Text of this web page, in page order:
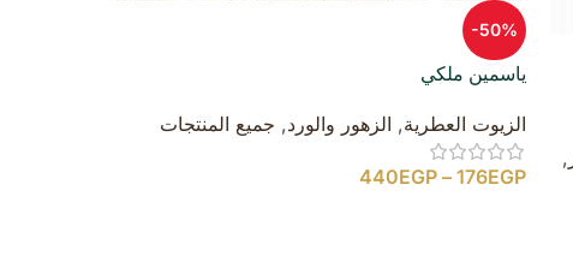
,
-50%
ياسمين ملكي
الزيوت العطرية, الزهور والورد, جميع المنتجات
176EGP
–
440EGP